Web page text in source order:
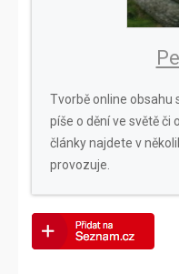
Tvorbě online obsahu
píše o dění ve světě
články najdete v
provozuje.